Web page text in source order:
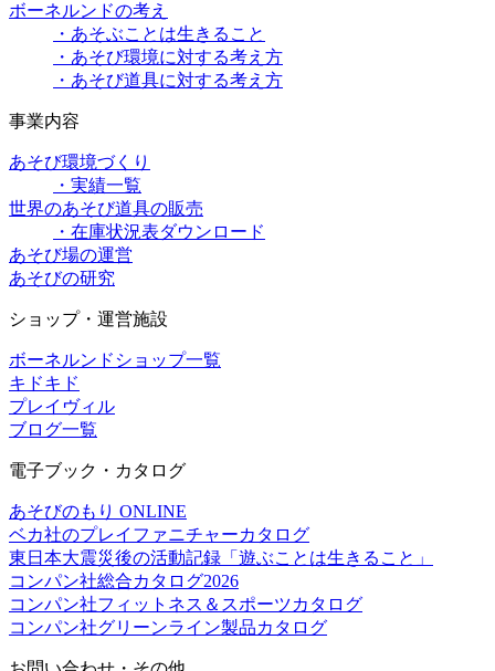
ボーネルンドの考え
・あそぶことは生きること
・あそび環境に対する考え方
・あそび道具に対する考え方
事業内容
あそび環境づくり
・実績一覧
世界のあそび道具の販売
・在庫状況表ダウンロード
あそび場の運営
あそびの研究
ショップ・運営施設
ボーネルンドショップ一覧
キドキド
プレイヴィル
ブログ一覧
電子ブック・カタログ
あそびのもり ONLINE
ベカ社のプレイファニチャーカタログ
東日本大震災後の活動記録「遊ぶことは生きること」
コンパン社総合カタログ2026
コンパン社フィットネス＆スポーツカタログ
コンパン社グリーンライン製品カタログ